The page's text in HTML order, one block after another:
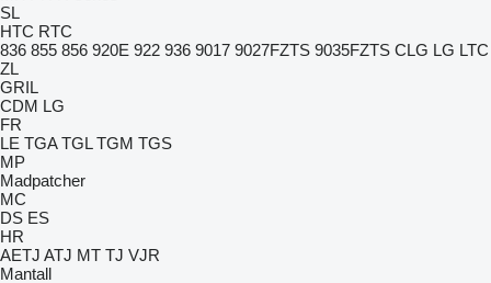
SL
HTC RTC
836 855 856 920E 922 936 9017 9027FZTS 9035FZTS CLG LG LTC
ZL
GRIL
CDM LG
FR
LE TGA TGL TGM TGS
MP
Madpatcher
MC
DS ES
HR
AETJ ATJ MT TJ VJR
Mantall